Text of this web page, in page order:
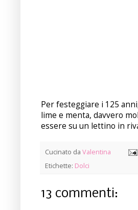
Per festeggiare i 125
lime e menta, davvero
essere su un lettino in
Cucinato da Valentina
Etichette: Dolci
13 commenti: